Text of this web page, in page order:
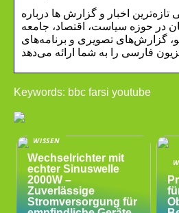
اخبار و گزارش ها درباره
در حوزه سیاست، اقتصاد، جامعه
گزارش‌های تصویری و برنامه‌های
Keywords: bbc farsi youtube
WISSEN
Wechselrichter mit
echter Sinuswelle
2000W –
Zuverlässige
Stromversorgung für